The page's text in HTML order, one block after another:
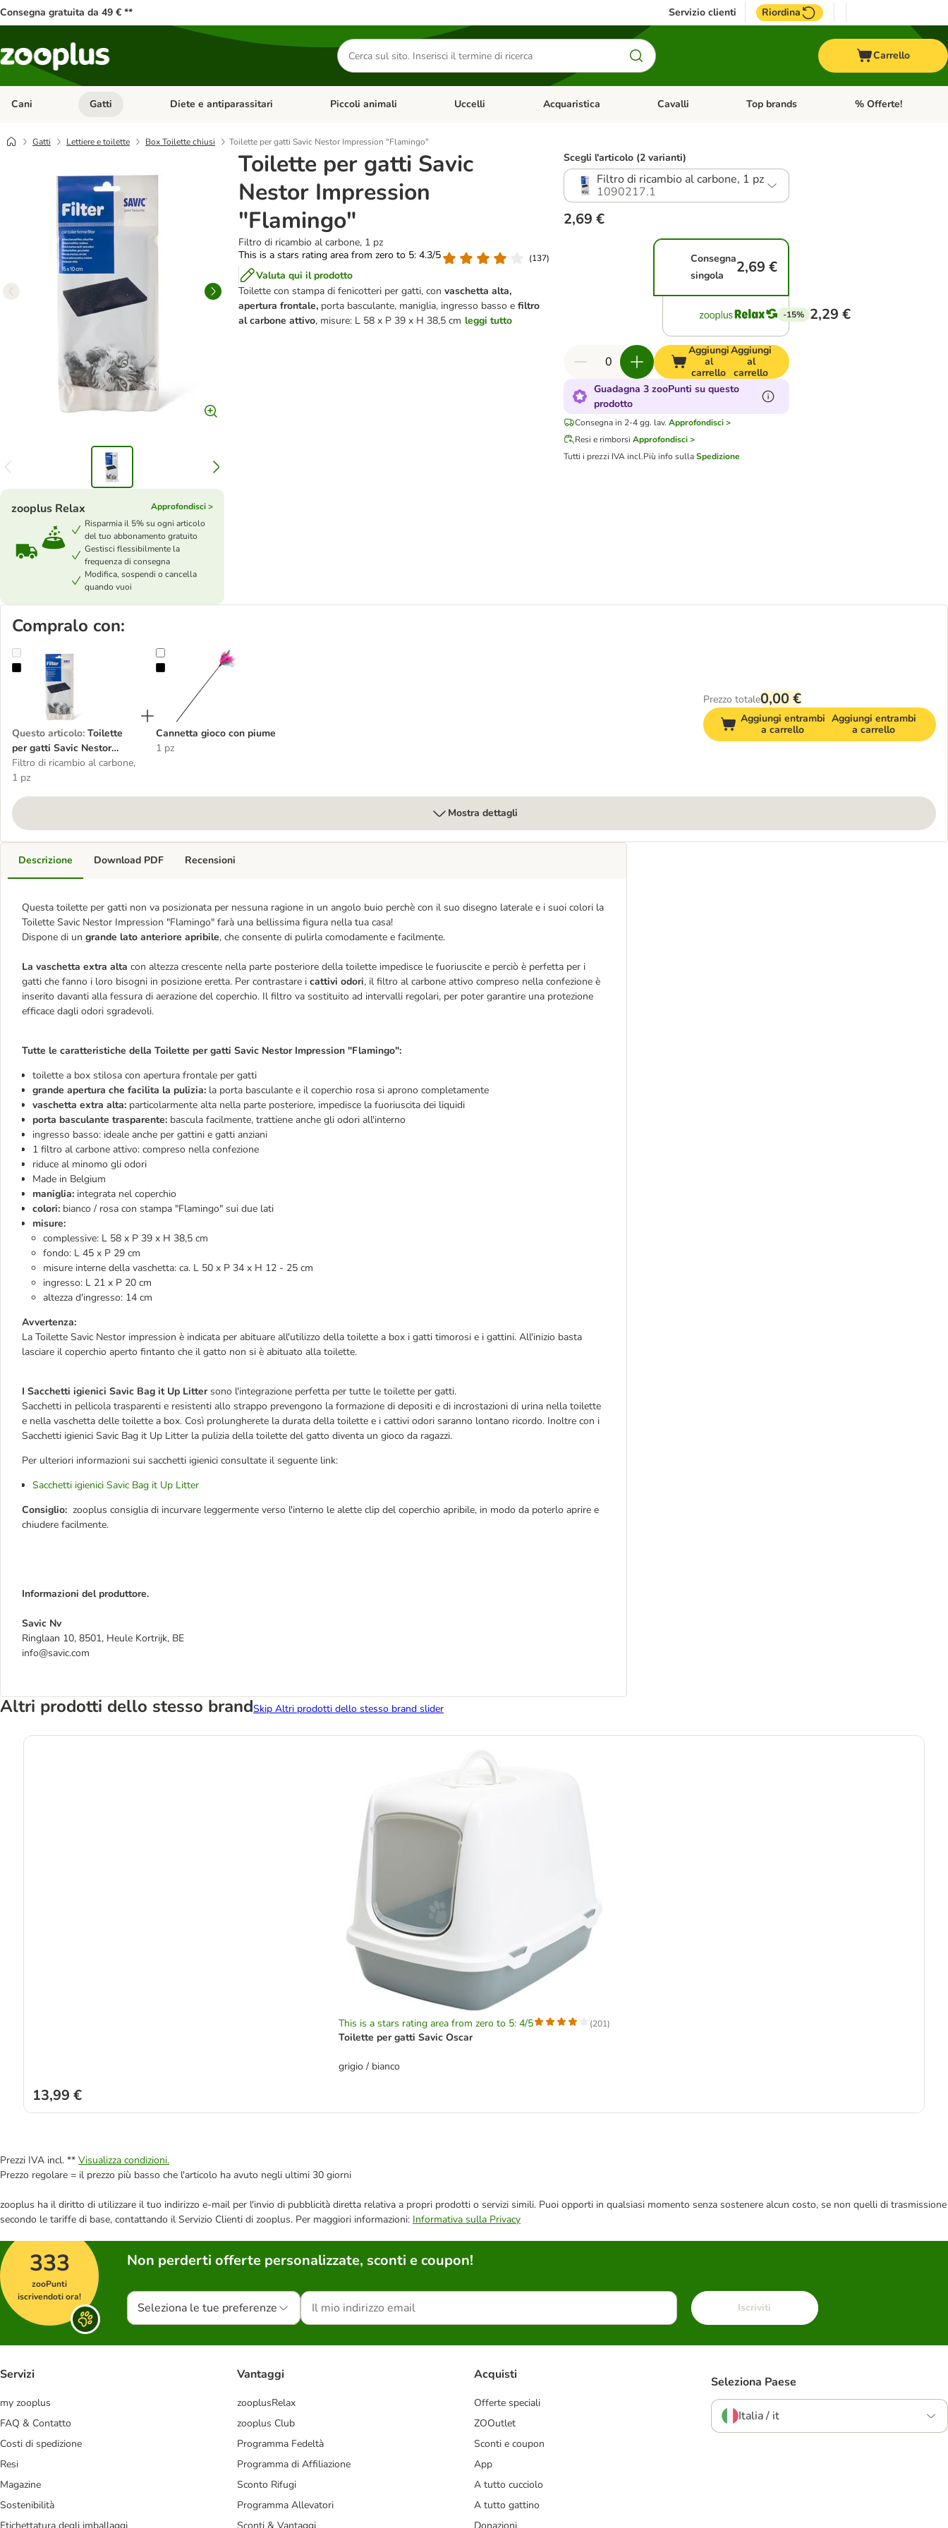
Consegna gratuita da 49 € ** Servizio clienti Riordina
Cerca
prodotti
Carrello
Cani Apri Menu Categoria: Cani
Gatti Apri Menu Categoria: Gatti
Diete e antiparassitari Apri Menu Categoria: Diete e antiparassitari
Piccoli animali Apri Menu Categoria: Piccoli animali
Uccelli Apri Menu Categoria: Uccelli
Acquaristica Apri Menu Categoria: Acquaristica
Cavalli Apri Menu Categoria: Cavalli
Top brands Apri Menu Categoria:
% Offerte!
Gatti Lettiere e toilette Box Toilette chiusi Toilette per gatti Savic Nestor Impression "Flamingo"
Toilette per gatti Savic
Nestor Impression
"Flamingo"
Filtro di ricambio al carbone, 1 pz
This is a stars rating area from zero to 5: 4.3/5
(137)
Valuta qui il prodotto
Toilette con stampa di fenicotteri per gatti, con vaschetta alta,
apertura frontale, porta basculante, maniglia, ingresso basso efiltro
al carbone attivo, misure: L 58 x P 39 x H 38,5 cm leggi tutto
zooplus Relax
Approfondisci >
Risparmia il 5% su ogni articolo
del tuo abbonamento gratuito
Gestisci flessibilmente la
frequenza di consegna
Modifica, sospendi o cancella
quando vuoi
Scegli l'articolo (2 varianti)
Filtro di ricambio al carbone, 1 pz
1090217.1
2,69 €
Consegna
singola
2,69 €
-15% 2,29 €
Aggiungi
al
carrello
Aggiungi
al
carrello
Guadagna 3 zooPunti su questo
prodotto
Consegna in 2-4 gg. lav. Approfondisci >
Resi e rimborsi Approfondisci >
Tutti i prezzi IVA incl.Più info sullaSpedizione
Compralo con:
Toilette per gatti Savic Nestor Impression "Flamingo"
Questo articolo: Toilette
per gatti Savic Nestor
Impression "Flamingo"
Filtro di ricambio al carbone,
1 pz
Cannetta gioco con piume
Cannetta gioco con piume
1 pz
Prezzo totale0,00 €
Aggiungi entrambi
a carrello
Aggiungi entrambi
a carrello
Mostra dettagli
Descrizione
Questa toilette per gatti non va posizionata per nessuna ragione in un angolo buio perchè con il suo disegno laterale e i suoi colori la
Toilette Savic Nestor Impression "Flamingo" farà una bellissima figura nella tua casa!
Dispone di un grande lato anteriore apribile, che consente di pulirla comodamente e facilmente.
La vaschetta extra alta con altezza crescente nella parte posteriore della toilette impedisce le fuoriuscite e perciò è perfetta per i
gatti che fanno i loro bisogni in posizione eretta. Per contrastare i cattivi odori, il filtro al carbone attivo compreso nella confezione è
inserito davanti alla fessura di aerazione del coperchio. Il filtro va sostituito ad intervalli regolari, per poter garantire una protezione
efficace dagli odori sgradevoli.
Tutte le caratteristiche della Toilette per gatti Savic Nestor Impression "Flamingo":
toilette a box stilosa con apertura frontale per gatti
grande apertura che facilita la pulizia: la porta basculante e il coperchio rosa si aprono completamente
vaschetta extra alta: particolarmente alta nella parte posteriore, impedisce la fuoriuscita dei liquidi
porta basculante trasparente: bascula facilmente, trattiene anche gli odori all'interno
ingresso basso: ideale anche per gattini e gatti anziani
1 filtro al carbone attivo: compreso nella confezione
riduce al minomo gli odori
Made in Belgium
maniglia: integrata nel coperchio
colori: bianco / rosa con stampa "Flamingo" sui due lati
misure:
complessive: L 58 x P 39 x H 38,5 cm
fondo: L 45 x P 29 cm
misure interne della vaschetta: ca. L 50 x P 34 x H 12 - 25 cm
ingresso: L 21 x P 20 cm
altezza d'ingresso: 14 cm
Avvertenza:
La Toilette Savic Nestor impression è indicata per abituare all'utilizzo della toilette a box i gatti timorosi e i gattini. All'inizio basta
lasciare il coperchio aperto fintanto che il gatto non si è abituato alla toilette.
I Sacchetti igienici Savic Bag it Up Littersono l'integrazione perfetta per tutte le toilette per gatti.
Sacchetti in pellicola trasparenti e resistenti allo strappo prevengono la formazione di depositi e di incrostazioni di urina nella toilette
e nella vaschetta delle toilette a box. Così prolungherete la durata della toilette e i cattivi odori saranno lontano ricordo. Inoltre con i
Sacchetti igienici Savic Bag it Up Litter la pulizia della toilette del gatto diventa un gioco da ragazzi.
Per ulteriori informazioni sui sacchetti igienici consultate il seguente link:
Sacchetti igienici Savic Bag it Up Litter
Consiglio: zooplus consiglia di incurvare leggermente verso l'interno le alette clip del coperchio apribile, in modo da poterlo aprire e
chiudere facilmente.
Informazioni del produttore.
Savic Nv
Ringlaan 10, 8501, Heule Kortrijk, BE
info@savic.com
Download PDF Recensioni
Altri prodotti dello stesso brandSkip Altri prodotti dello stesso brand slider
This is a stars rating area from zero to 5: 4/5 (201)
Toilette per gatti Savic Oscar
grigio / bianco
13,99 €
Prezzi IVA incl. ** Visualizza condizioni.
Prezzo regolare = il prezzo più basso che l'articolo ha avuto negli ultimi 30 giorni
zooplus ha il diritto di utilizzare il tuo indirizzo e-mail per l'invio di pubblicità diretta relativa a propri prodotti o servizi simili. Puoi opporti in qualsiasi momento senza sostenere alcun costo, se non quelli di trasmissione
secondo le tariffe di base, contattando il Servizio Clienti di zooplus. Per maggiori informazioni: Informativa sulla Privacy
333
zooPunti
iscrivendoti ora!
Non perderti offerte personalizzate, sconti e coupon!
Seleziona le tue preferenze Iscriviti
Servizi
my zooplus
FAQ & Contatto
Costi di spedizione
Resi
Magazine
Sostenibilità
Vantaggi
zooplusRelax
zooplus Club
Programma Fedeltà
Programma di Affiliazione
Sconto Rifugi
Programma Allevatori
Acquisti
Offerte speciali
ZOOutlet
Sconti e coupon
App
A tutto cucciolo
A tutto gattino
Seleziona Paese
Italia / it